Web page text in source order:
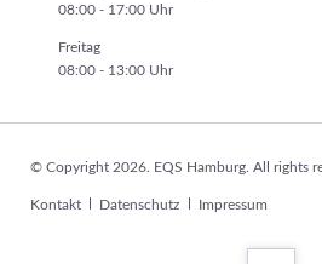
08:00 - 17:00 Uhr
Freitag
08:00 - 13:00 Uhr
© Copyright 2026. EQS Hamburg. All rights
Navigation
Kontakt Datenschutz Impressum